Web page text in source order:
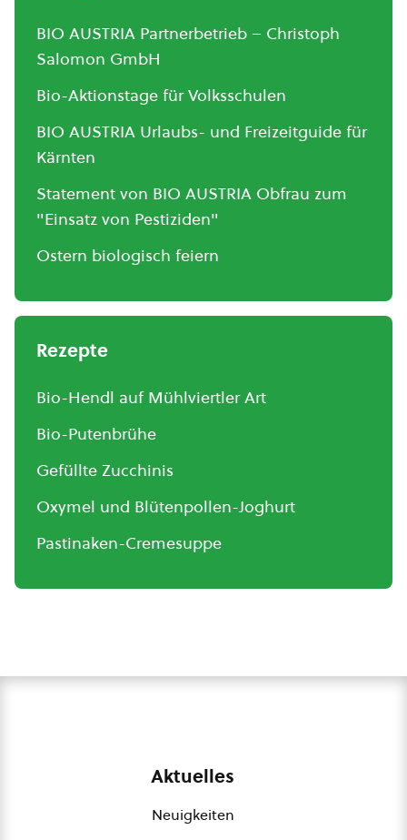
BIO AUSTRIA Partnerbetrieb – Christoph
Salomon GmbH
Bio-Aktionstage für Volksschulen
BIO AUSTRIA Urlaubs- und Freizeitguide für
Kärnten
Statement von BIO AUSTRIA Obfrau zum
"Einsatz von Pestiziden"
Ostern biologisch feiern
Rezepte
Bio-Hendl auf Mühlviertler Art
Bio-Putenbrühe
Gefüllte Zucchinis
Oxymel und Blütenpollen-Joghurt
Pastinaken-Cremesuppe
Aktuelles
Neuigkeiten